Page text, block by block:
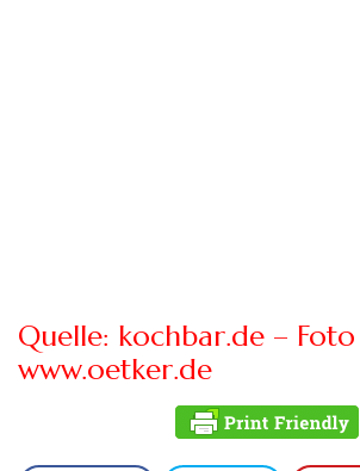
Quelle: kochbar.de –
www.oetker.de